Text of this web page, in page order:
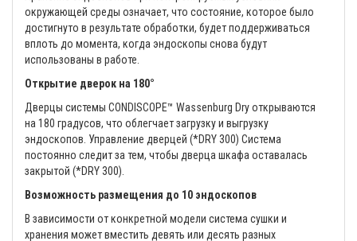
окружающей среды означает, что состояние, которое было
достигнуто в результате обработки, будет поддерживаться
вплоть до момента, когда эндоскопы снова будут
использованы в работе.
Открытие дверок на 180°
Дверцы системы CONDISCOPE™ Wassenburg Dry открываются
на 180 градусов, что облегчает загрузку и выгрузку
эндоскопов. Управление дверцей (*DRY 300) Система
постоянно следит за тем, чтобы дверца шкафа оставалась
закрытой (*DRY 300).
Возможность размещения до 10 эндоскопов
В зависимости от конкретной модели система сушки и
хранения может вместить девять или десять разных